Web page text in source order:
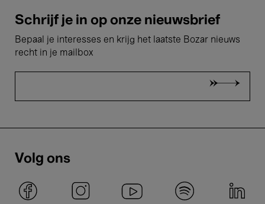
Schrijf je in op onze nieuwsbrief
Bepaal je interesses en krijg het laatste Bozar nieuws
recht in je mailbox
Volg ons